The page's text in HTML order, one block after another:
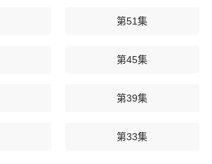
第51集
第45集
第39集
第33集